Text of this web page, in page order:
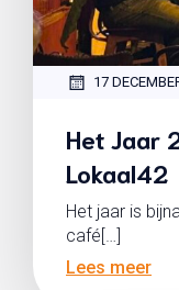
17
Het Jaar
Lokaal42
Het jaar is
café[…]
Lees meer